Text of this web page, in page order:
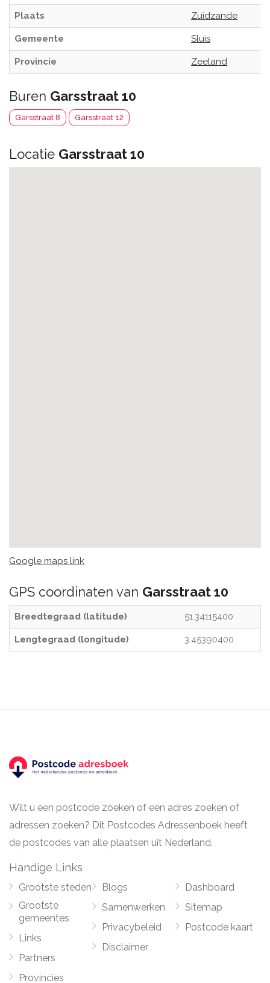
Plaats Zuidzande
Gemeente Sluis
Provincie Zeeland
Buren Garsstraat 10
Garsstraat 8 Garsstraat 12
Locatie Garsstraat 10
Google maps link
GPS coordinaten van Garsstraat 10
Breedtegraad (latitude) 51.34115400
Lengtegraad (longitude) 3.45390400
Wilt u een postcode zoeken of een adres zoeken of
adressen zoeken? Dit Postcodes Adressenboek heeft
de postcodes van alle plaatsen uit Nederland.
Handige Links
Grootste steden
Grootste
gemeentes
Links
Partners
Provincies
Blogs
Samenwerken
Privacybeleid
Disclaimer
Dashboard
Sitemap
Postcode kaart